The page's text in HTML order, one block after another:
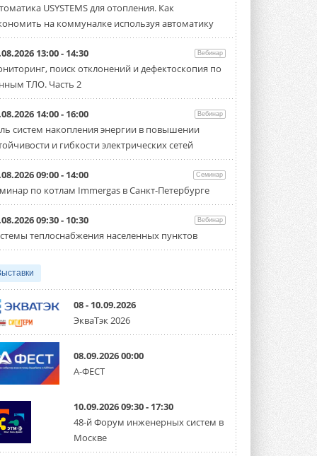
Тепловые насосы в связке с
солнечной генерацией и
накопителем снижают
потребление на 60%
Исследователи из Италии установили ...
4 АВГУСТА 2026
«РУСКЛИМАТ Fest 2026» в Уфе
собрал свыше 700 профи
климатической отрасли
Организатором выступил торгово-
производственный холдинг ...
«Датарк» испытал модульный
ЦОД с плотностью 54 кВт на
стойку
Испытания прошли на собственной
производственной площадке и были ...
3 АВГУСТА 2026
систему DVM на R32
Линейка включает семь типоразмеров
производительностью от 22,4 до 56 кВт.
Суммарная длина трубопроводов ...
3 АВГУСТА 2026
«СиСофт Девелопмент» подвел
итоги конкурса студенческих
стартует уже в сентябре 2026 года ...
3 АВГУСТА 2026
«Русклимат» укрепляет
USYSTEMS для отопления. Как
на коммуналке используя автоматику
13:00 - 14:30 Вебинар
поиск отклонений и дефектоскопия по
ТЛО. Часть 2
14:00 - 16:00 Вебинар
систем накопления энергии в повышении
и гибкости электрических сетей
09:00 - 14:00 Семинар
по котлам Immergas в Санкт-Петербурге
09:30 - 10:30 Вебинар
теплоснабжения населенных пунктов
08 - 10.09.2026
ЭкваТэк 2026
08.09.2026 00:00
А-ФЕСТ
10.09.2026 09:30 - 17:30
48-й Форум инженерных систем в
Москве